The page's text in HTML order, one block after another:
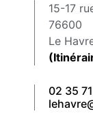
15-17
76600
Le
02 35